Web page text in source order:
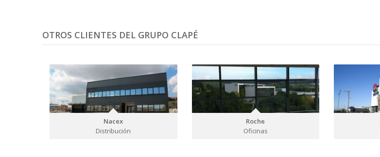
OTROS CLIENTES DEL GRUPO CLAPÉ
Nacex
Distribución
Roche
Oficinas